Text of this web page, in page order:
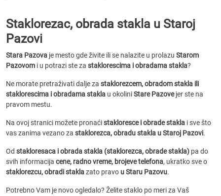
Staklorezac, obrada stakla u Staroj
Pazovi
Stara Pazova je mesto gde živite ili se nalazite u prolazu Starom
Pazovom i u potrazi ste za staklorescima i obradama stakla?
Ne morate pretraživati dalje za staklorezcem, obradom stakla ili
staklorescima i obradama stakla u okoliniStare Pazovejer ste na
pravom mestu.
Na ovoj stranici možete pronaćistakloresce i obrade stakla i sve što
vas zanima vezano za staklorezca, obradu stakla u Staroj Pazovi.
Od stakloresaca i obrada stakla (staklorezca, obrade stakla) pa do
svih informacija cene, radno vreme, brojeve telefona, ukratko sve o
staklorezcu, obradi staklazato pravo u Staru Pazovu.
Potrebno Vam je novo ogledalo? Želite staklo po meri za Vaš